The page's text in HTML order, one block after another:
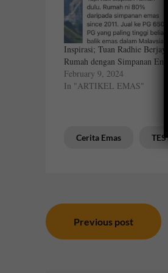
Inspirasi; Tuan Radhie Berjaya
Rumah dengan Simpanan Emas
February 9, 2024
In "ARTIKEL EMAS"
Cerita Emas
Post
navigationPrevious post